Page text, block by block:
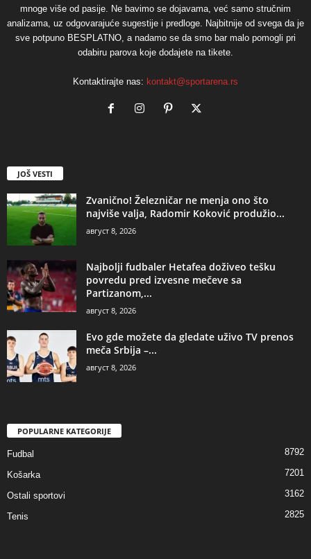
mnoge više od pasije. Ne bavimo se dojavama, već samo stručnim
analizama, uz odgovarajuće sugestije i predloge. Najbitnije od svega da je
sve potpuno BESPLATNO, a nadamo se da smo bar malo pomogli pri
odabiru parova koje dodajete na tikete.
Kontaktirajte nas: kontakt@sportarena.rs
JOŠ VESTI
Zvanično! Železničar ne menja ono što
najviše valja, Radomir Koković produžio...
август 8, 2026
Najbolji fudbaler Hetafea doživeo tešku
povredu pred izvesne mečeve sa
Partizanom,...
август 8, 2026
Evo gde možete da gledate uživo TV prenos
meča Srbija –...
август 8, 2026
POPULARNE KATEGORIJE
Fudbal 8792
Košarka 7201
Ostali sportovi 3162
Tenis 2825